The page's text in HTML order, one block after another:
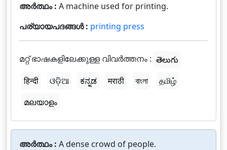
അർത്ഥം : A machine used for printing.
പര്യായപദങ്ങൾ : printing press
മറ്റ് ഭാഷകളിലേക്കുള്ള വിവർത്തനം : తెలుగు
हिन्दी
ଓଡ଼ିଆ ಕನ್ನಡ मराठी বাংলা
தமிழ்
മലയാളം
അർത്ഥം : A dense crowd of people.